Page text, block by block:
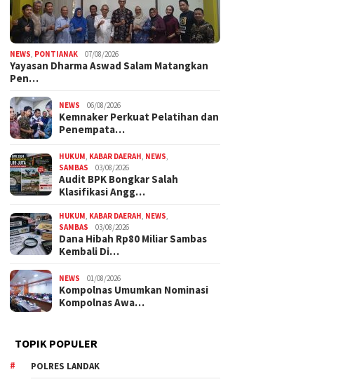
NEWS PONTIANAK 07/08/2026
Yayasan Dharma Aswad Salam Matangkan
Pen…
NEWS 06/08/2026
Kemnaker Perkuat Pelatihan dan
Penempata…
HUKUM KABAR DAERAH NEWS
SAMBAS
03/08/2026
Audit BPK Bongkar Salah
Klasifikasi Angg…
HUKUM KABAR DAERAH NEWS
SAMBAS
03/08/2026
Dana Hibah Rp80 Miliar Sambas
Kembali Di…
NEWS 01/08/2026
Kompolnas Umumkan Nominasi
Kompolnas Awa…
TOPIK POPULER
POLRES LANDAK